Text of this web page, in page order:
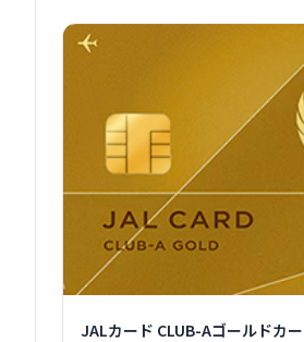
JALカード CLUB-Aゴールドカ